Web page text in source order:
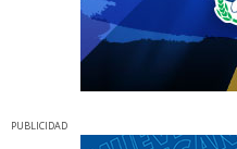
PUBLICIDAD